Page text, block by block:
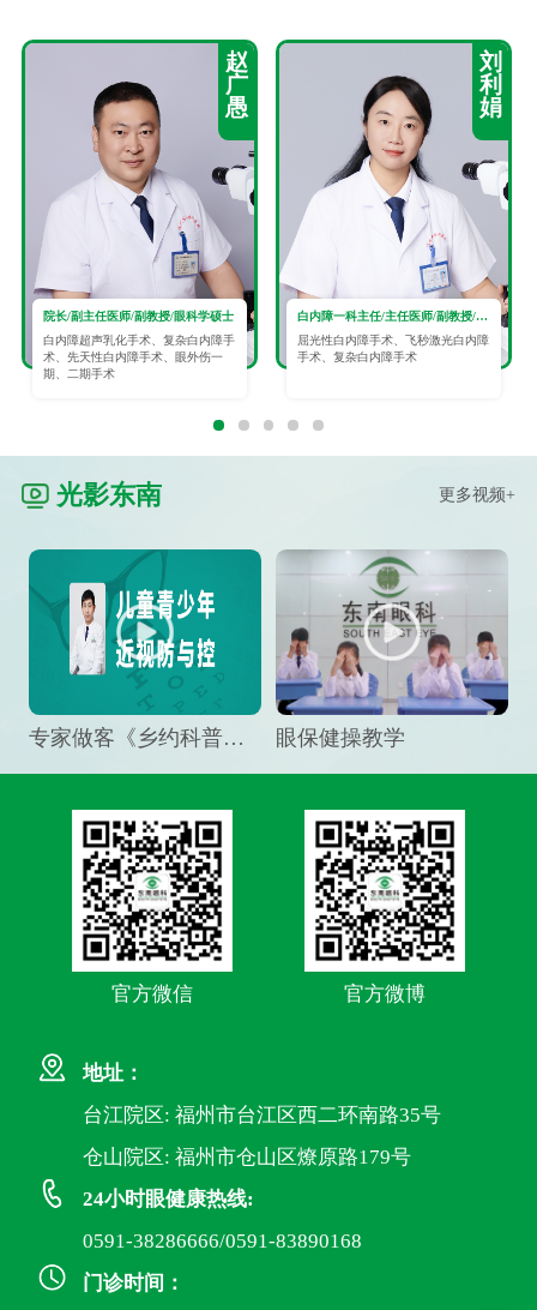
赵
广
愚
院长/副主任医师/副教授/眼科学硕士
白内障超声乳化手术、复杂白内障手
术、先天性白内障手术、眼外伤一
期、二期手术
刘
利
娟
白内障一科主任/主任医师/副教授/眼科学硕士
屈光性白内障手术、飞秒激光白内障
手术、复杂白内障手术
光影东南 更多视频+
专家做客《乡约科普》栏目，预防孩子近视竟然这么“简单” 眼保健操教学
官方微信 官方微博
地址：
台江院区: 福州市台江区西二环南路35号
仓山院区: 福州市仓山区燎原路179号
24小时眼健康热线:
0591-38286666/0591-83890168
门诊时间：